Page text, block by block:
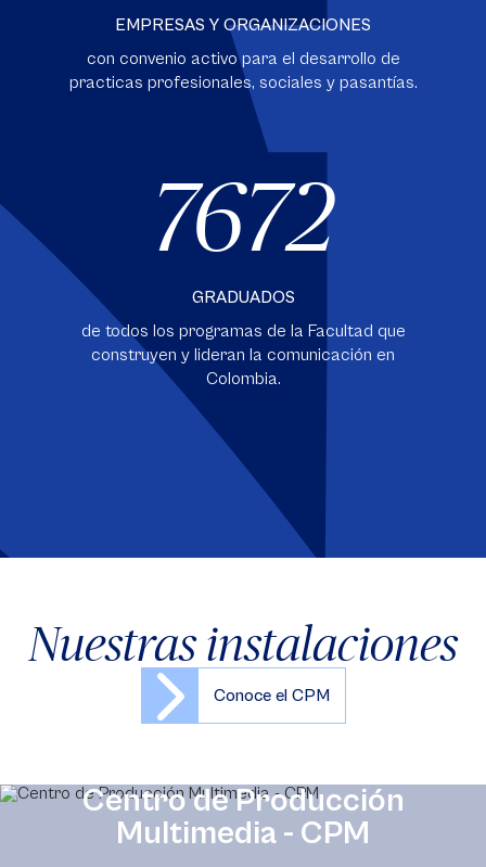
EMPRESAS Y ORGANIZACIONES
con convenio activo para el desarrollo de
practicas profesionales, sociales y pasantías.
7672
GRADUADOS
de todos los programas de la Facultad que
construyen y lideran la comunicación en
Colombia.
Nuestras instalaciones
Conoce el CPM
Centro de Producción
Multimedia - CPM